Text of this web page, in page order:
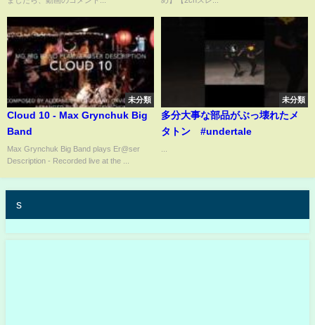
未分類
Cloud 10 - Max Grynchuk Big
Band
Max Grynchuk Big Band plays Er@ser
Description - Recorded live at the ...
未分類
多分大事な部品がぶっ壊れたメ
タトン #undertale
s